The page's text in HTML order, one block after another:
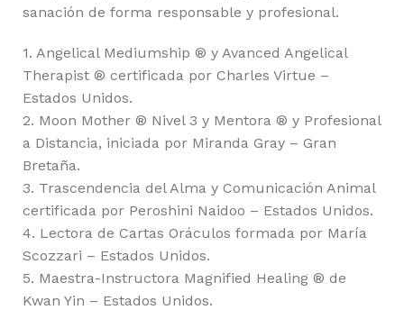
sanación de forma responsable y profesional.
1. Angelical Mediumship ® y Avanced Angelical
Therapist ® certificada por Charles Virtue –
Estados Unidos.
2. Moon Mother ® Nivel 3 y Mentora ® y Profesional
a Distancia, iniciada por Miranda Gray – Gran
Bretaña.
3. Trascendencia del Alma y Comunicación Animal
certificada por Peroshini Naidoo – Estados Unidos.
4. Lectora de Cartas Oráculos formada por María
Scozzari – Estados Unidos.
5. Maestra-Instructora Magnified Healing ® de
Kwan Yin – Estados Unidos.